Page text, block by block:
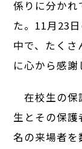
係りに分かれ
た。11月23
中で、たくさ
に心から感謝
在校生の保
生とその保
名の来場者